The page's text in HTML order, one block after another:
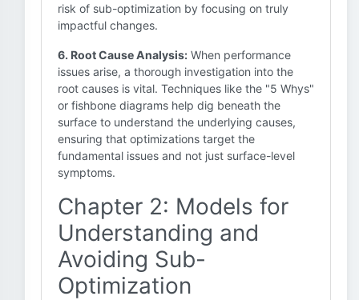
risk of sub-optimization by focusing on truly
impactful changes.
6. Root Cause Analysis: When performance
issues arise, a thorough investigation into the
root causes is vital. Techniques like the "5 Whys"
or fishbone diagrams help dig beneath the
surface to understand the underlying causes,
ensuring that optimizations target the
fundamental issues and not just surface-level
symptoms.
Chapter 2: Models for
Understanding and
Avoiding Sub-
Optimization